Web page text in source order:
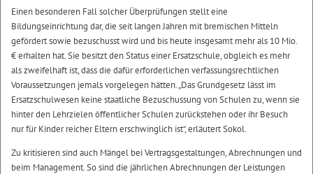
Einen besonderen Fall solcher Überprüfungen stellt eine
Bildungseinrichtung dar, die seit langen Jahren mit bremischen Mitteln
gefördert sowie bezuschusst wird und bis heute insgesamt mehr als 10 Mio.
€ erhalten hat. Sie besitzt den Status einer Ersatzschule, obgleich es mehr
als zweifelhaft ist, dass die dafür erforderlichen verfassungsrechtlichen
Voraussetzungen jemals vorgelegen hätten. „Das Grundgesetz lässt im
Ersatzschulwesen keine staatliche Bezuschussung von Schulen zu, wenn sie
hinter den Lehrzielen öffentlicher Schulen zurückstehen oder ihr Besuch
nur für Kinder reicher Eltern erschwinglich ist“, erläutert Sokol.
Zu kritisieren sind auch Mängel bei Vertragsgestaltungen, Abrechnungen und
beim Management. So sind die jährlichen Abrechnungen der Leistungen